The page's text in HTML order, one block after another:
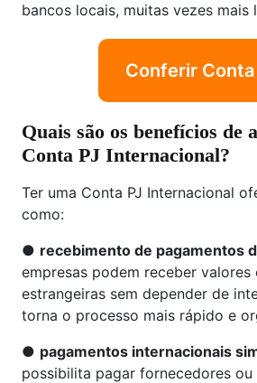
bancos locais, muitas vezes mais
Conferir Conta
Quais são os benefícios de
Conta PJ Internacional?
Ter uma Conta PJ Internacional
como:
● recebimento de pagamentos
empresas podem receber valores
estrangeiras sem depender de
torna o processo mais rápido e
● pagamentos internacionais
possibilita pagar fornecedores